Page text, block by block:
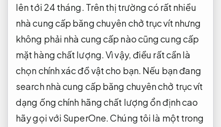
lên tới 24 tháng. Trên thị trường có rất nhiều
nhà cung cấp băng chuyên chở trục vít nhưng
không phải nhà cung cấp nào cũng cung cấp
mặt hàng chất lượng. Vì vậy, điều rất cần là
chọn chính xác đồ vật cho bạn. Nếu bạn đang
search nhà cung cấp băng chuyên chở trục vít
dạng ống chính hãng chất lượng ổn định cao
hãy gọi với SuperOne. Chúng tôi là một trong